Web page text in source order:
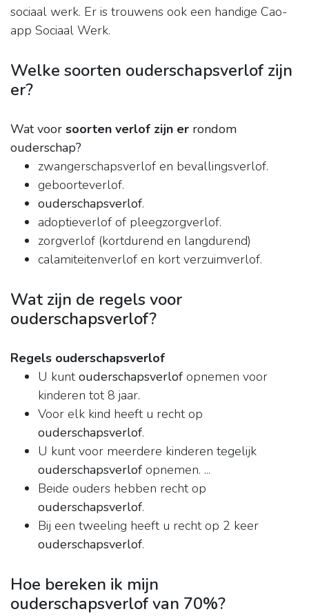
sociaal werk. Er is trouwens ook een handige Cao-
app Sociaal Werk.
Welke soorten ouderschapsverlof zijn
er?
Wat voor soorten verlof zijn er rondom
ouderschap?
zwangerschapsverlof en bevallingsverlof.
geboorteverlof.
ouderschapsverlof.
adoptieverlof of pleegzorgverlof.
zorgverlof (kortdurend en langdurend)
calamiteitenverlof en kort verzuimverlof.
Wat zijn de regels voor
ouderschapsverlof?
Regels ouderschapsverlof
U kuntouderschapsverlof opnemen voor
kinderen tot 8 jaar.
Voor elk kind heeft u recht op
ouderschapsverlof.
U kunt voor meerdere kinderen tegelijk
ouderschapsverlof opnemen. ...
Beide ouders hebben recht op
ouderschapsverlof.
Bij een tweeling heeft u recht op 2 keer
ouderschapsverlof.
Hoe bereken ik mijn
ouderschapsverlof van 70%?